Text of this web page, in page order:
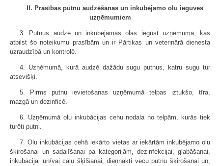
II. Prasības putnu audzēšanas un inkubējamo olu ieguves
uzņēmumiem
3. Putnus audzē un inkubējamās olas iegūst uzņēmumā, kas
atbilst šo noteikumu prasībām un ir Pārtikas un veterinārā dienesta
uzraudzībā un kontrolē.
4. Uzņēmumā, kurā audzē dažādu sugu putnus, katru sugu tur
atsevišķi.
5. Pirms putnu ievietošanas uzņēmumā telpas iztukšo, tīra,
mazgā un dezinficē.
6. Uzņēmumā olu inkubācijas cehu nodala no telpām, kurās tiek
turēti putni.
7. Olu inkubācijas cehā iekārto vietas ar iekārtām inkubējamo olu
šķirošanai un sadalīšanai pa kategorijām, dezinfekcijai, glabāšanai,
inkubācijai un/vai cāļu šķilšanai, diennakti vecu putnu šķirošanai un,